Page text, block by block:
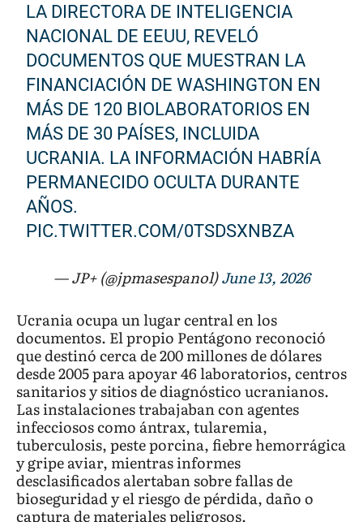
LA DIRECTORA DE INTELIGENCIA
NACIONAL DE EEUU, REVELÓ
DOCUMENTOS QUE MUESTRAN LA
FINANCIACIÓN DE WASHINGTON EN
MÁS DE 120 BIOLABORATORIOS EN
MÁS DE 30 PAÍSES, INCLUIDA
UCRANIA. LA INFORMACIÓN HABRÍA
PERMANECIDO OCULTA DURANTE
AÑOS.
PIC.TWITTER.COM/0TSDSXNBZA
— JP+ (@jpmasespanol)June 13, 2026
Ucrania ocupa un lugar central en los
documentos. El propio Pentágono reconoció
que destinó cerca de 200 millones de dólares
desde 2005 para apoyar 46 laboratorios, centros
sanitarios y sitios de diagnóstico ucranianos.
Las instalaciones trabajaban con agentes
infecciosos como ántrax, tularemia,
tuberculosis, peste porcina, fiebre hemorrágica
y gripe aviar, mientras informes
desclasificados alertaban sobre fallas de
bioseguridad y el riesgo de pérdida, daño o
captura de materiales peligrosos.